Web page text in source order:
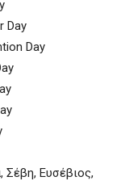
Day
Day
Σέβη, Ευσέβιος,